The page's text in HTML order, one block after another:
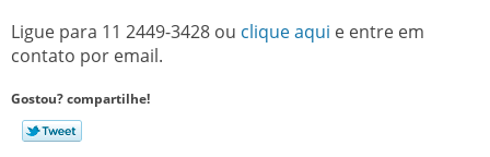
Ligue para 11 2449-3428 ou clique aqui e entre em
contato por email.
Gostou? compartilhe!